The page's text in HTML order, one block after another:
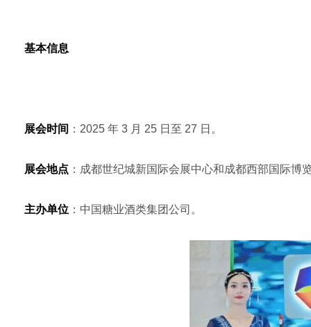
基本信息
展会时间 ：2025 年 3 月 25 日至 27 日。
展会地点 ：成都世纪城新国际会展中心和成都西部国际博
主办单位 ：中国糖业酒类集团公司。